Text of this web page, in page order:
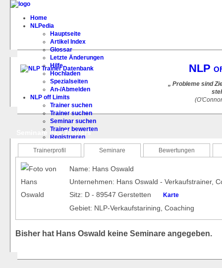
Home
NLPedia
Hauptseite
Artikel Index
Glossar
Letzte Änderungen
Hilfe
Hochladen
Spezialseiten
An-/Abmelden
NLP off Limits
Trainer suchen
Trainer suchen
Seminar suchen
Trainer bewerten
Registrieren
FAQ
NLP
„ Probleme sind
Seminare des Trainers
Trainerprofil Seminare Bewertungen
Name: Hans Oswald
Unternehmen: Hans Oswald - Verkaufstrainer,
Sitz: D - 89547 Gerstetten
Karte
Gebiet: NLP-Verkaufstarining, Coaching
Bisher hat Hans Oswald keine Seminare angegeben.